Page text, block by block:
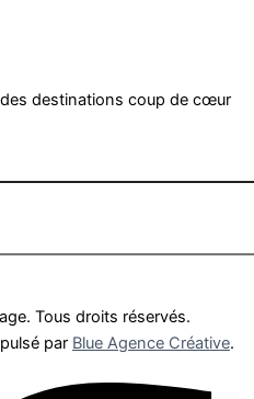
destinations coup de cœur
Tous droits réservés.
par Blue Agence Créative.